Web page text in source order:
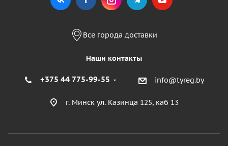
Все города доставки
Наши контакты
+375 44 775-99-55 info@tyreg.by
г. Минск ул. Казинца 125, каб 13